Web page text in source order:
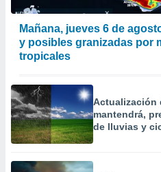
Mañana, jueves 6 de
y posibles granizadas por
tropicales
Actualización
mantendrá,
de lluvias y